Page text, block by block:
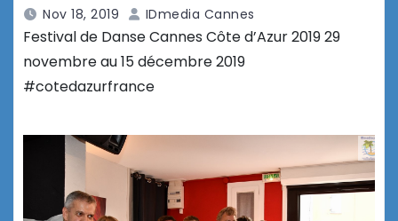
Nov 18, 2019 IDmedia Cannes
Festival de Danse Cannes Côte d’Azur 2019 29
novembre au 15 décembre 2019
#cotedazurfrance